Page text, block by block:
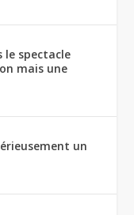
le spectacle
mais une
un